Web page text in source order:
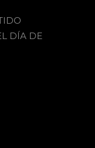
DÍA DE